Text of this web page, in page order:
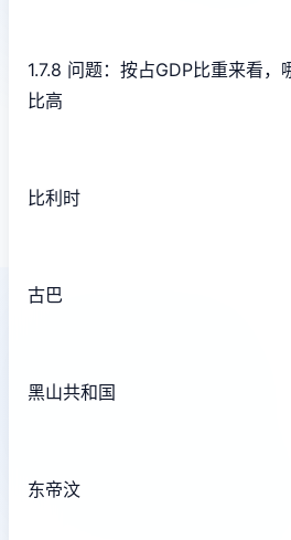
1.7.8 问题：按占GDP比重来看
比高
比利时
古巴
黑山共和国
东帝汶